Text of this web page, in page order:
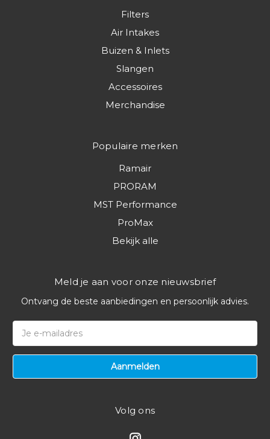
Filters
Air Intakes
Buizen & Inlets
Slangen
Accessoires
Merchandise
Populaire merken
Ramair
PRORAM
MST Performance
ProMax
Bekijk alle
Meld je aan voor onze nieuwsbrief
Ontvang de beste aanbiedingen en persoonlijk advies.
mailadres
Volg ons